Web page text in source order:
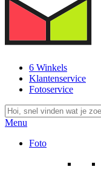
6 Winkels
Klantenservice
Fotoservice
Menu
Foto